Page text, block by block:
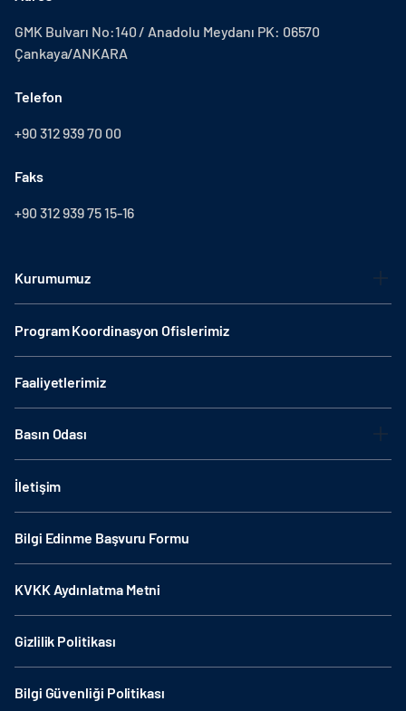
GMK Bulvarı No:140 / Anadolu Meydanı PK: 06570
Çankaya/ANKARA
Telefon
+90 312 939 70 00
Faks
+90 312 939 75 15-16
Kurumumuz
Program Koordinasyon Ofislerimiz
Faaliyetlerimiz
Basın Odası
İletişim
Bilgi Edinme Başvuru Formu
KVKK Aydınlatma Metni
Gizlilik Politikası
Bilgi Güvenliği Politikası